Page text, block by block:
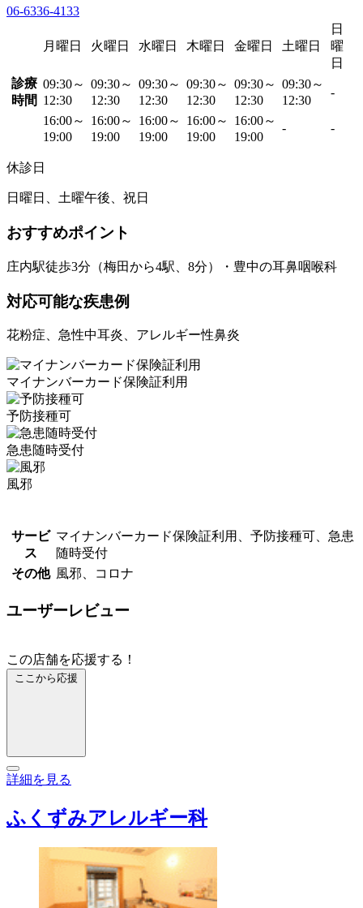
06-6336-4133
月曜日 火曜日 水曜日 木曜日 金曜日 土曜日
日
曜
日
診療
時間
09:30～
12:30
09:30～
12:30
09:30～
12:30
09:30～
12:30
09:30～
12:30
09:30～
12:30
-
16:00～
19:00
16:00～
19:00
16:00～
19:00
16:00～
19:00
16:00～
19:00
- -
休診日
日曜日、土曜午後、祝日
おすすめポイント
庄内駅徒歩3分（梅田から4駅、8分）・豊中の耳鼻咽喉科
対応可能な疾患例
花粉症、急性中耳炎、アレルギー性鼻炎
マイナンバーカード保険証利用
予防接種可
急患随時受付
風邪
サービ
ス
マイナンバーカード保険証利用、予防接種可、急患
随時受付
その他 風邪、コロナ
ユーザーレビュー
この店舗を応援する！
ここから応援
詳細を見る
ふくずみアレルギー科